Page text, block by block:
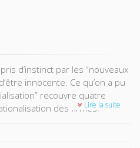
d’instinct par les “nouveaux
innocente. Ce qu’on a pu
recouvre quatre
des firmes,Lire la suite